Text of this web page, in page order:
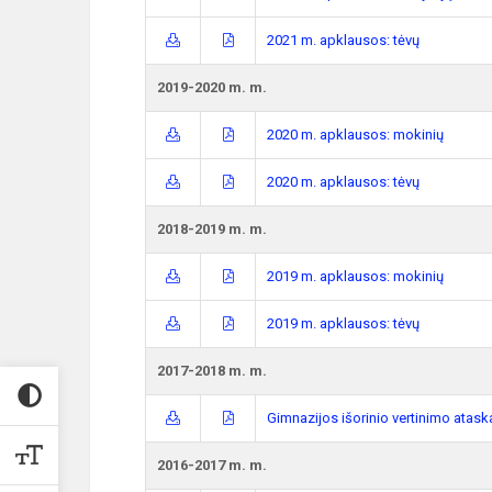
2021 m. apklausos: tėvų
2019-2020 m. m.
2020 m. apklausos: mokinių
2020 m. apklausos: tėvų
2018-2019 m. m.
2019 m. apklausos: mokinių
2019 m. apklausos: tėvų
2017-2018 m. m.
Gimnazijos išorinio vertinimo
2016-2017 m. m.